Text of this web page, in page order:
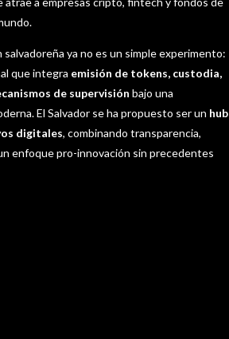
salvadoreña ya no es un simple experimento:
que integra emisión de tokens, custodia,
de supervisión bajo una
El Salvador se ha propuesto ser un hub
digitales, combinando transparencia,
enfoque pro-innovación sin precedentes